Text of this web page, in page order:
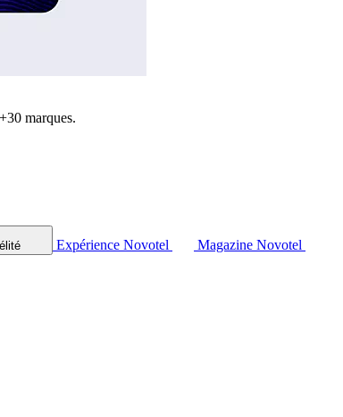
marques.
Expérience Novotel Magazine Novotel